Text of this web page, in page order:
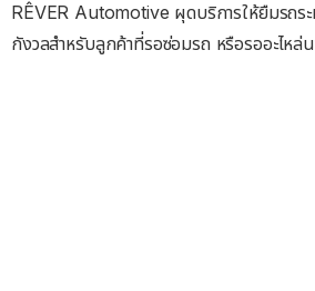
RÊVER Automotive ผุดบริการให้ยืมรถระ
กังวลสำหรับลูกค้าที่รอซ่อมรถ หรือรออะไหล่